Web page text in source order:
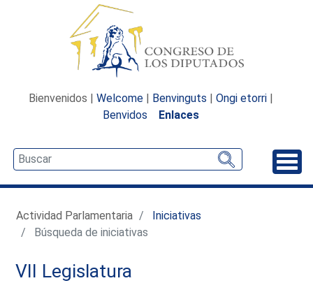
Bienvenidos | Welcome | Benvinguts | Ongi etorri |
Benvidos
Enlaces
Actividad Parlamentaria
Iniciativas
Búsqueda de iniciativas
VII Legislatura